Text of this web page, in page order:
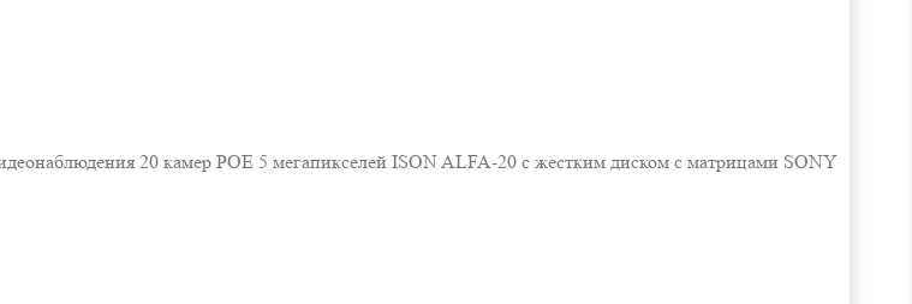
20 камер POE 5 мегапикселей ISON ALFA-20 с жестким диском с матрицами SONY